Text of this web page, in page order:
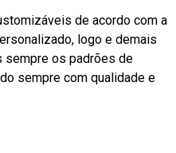
de acordo com a
logo e demais
sempre os padrões de
sempre com qualidade e